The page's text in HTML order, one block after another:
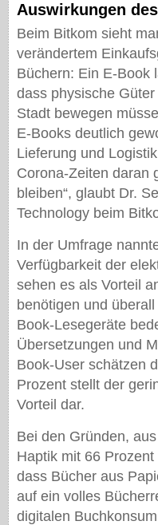
Auswirkungen
Beim Bitkom sieht
verändertem
Büchern: Ein E-Book
dass physische
Stadt bewegen
E-Books deutlich
Lieferung und
Corona-Zeiten daran
bleiben“, glaubt Dr.
Technology beim
In der Umfrage
Verfügbarkeit der
sehen es als Vorteil
benötigen und
Book-Lesegeräte
Übersetzungen und
Book-User schätzen
Prozent stellt der
Vorteil dar.
Bei den Gründen,
Haptik mit 66
dass Bücher aus
auf ein volles
digitalen